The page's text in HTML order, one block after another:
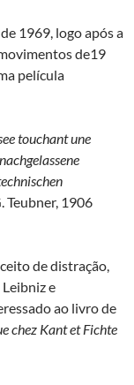
1969, logo após a
de19
película
touchant une
Teubner, 1906
de distração,
e
ao livro de
chez Kant et Fichte